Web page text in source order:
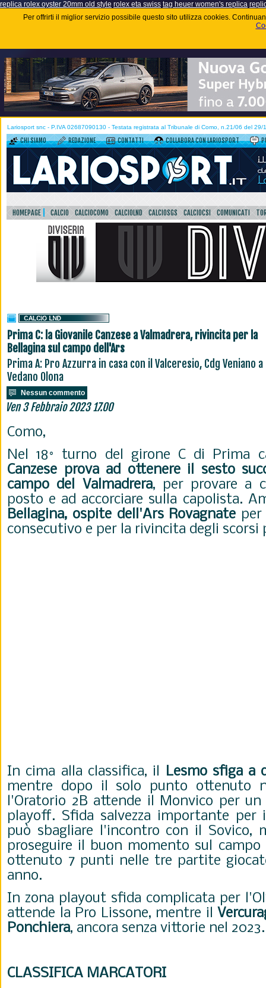
replica rolex oyster 20mm old style rolex eta swiss tag heuer women's replica
Per offrirti il miglior servizio possibile questo sito utilizza cookies.
Lariosport snc - P.IVA 02687090130 - Testata registrata al Tribunale di Como, n.21/06 del 29/
CHI SIAMO REDAZIONE CONTATTI COLLABORA CON LARIOSPORT
HOMEPAGE CALCIO CALCIOCOMO CALCIOLND CALCIOSGS CALCIOCSI COMUNICATI
Prima C: la Giovanile Canzese a Valmadrera, rivincita per la
Bellagina sul campo dell'Ars
Prima A: Pro Azzurra in casa con il Valceresio, Cdg Veniano a
Vedano Olona
Nessun commento
Ven 3 Febbraio 2023 17.00
Como,
Nel 18° turno del girone C di Prima
Canzese prova ad ottenere il sesto
campo del Valmadrera, per provare a
posto e ad accorciare sulla capolista.
Bellagina, ospite dell'Ars Rovagnate
consecutivo e per la rivincita degli scorsi
In cima alla classifica, il Lesmo sfiga a
mentre dopo il solo punto ottenuto
l'Oratorio 2B attende il Monvico per
playoff. Sfida salvezza importante per
può sbagliare l'incontro con il Sovico,
proseguire il buon momento sul
ottenuto 7 punti nelle tre partite
anno.
In zona playout sfida complicata per
attende la Pro Lissone, mentre il
Ponchiera, ancora senza vittorie nel 2023.
CLASSIFICA MARCATORI